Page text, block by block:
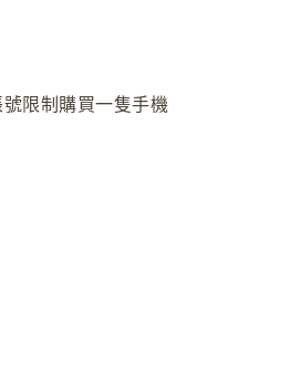
限制購買一隻手機